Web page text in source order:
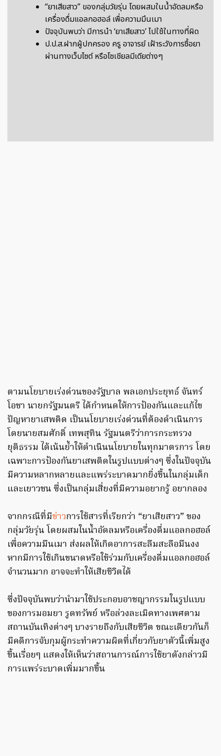
“ยาเสียสาว” ของกลุ่มวัยรุ่น โดยผสมในน้ำอัดลมหรือ
เครื่องดื่มแอลกอฮอล์ เพื่อความมึนเมา
ปัจจุบันพบว่า มีการนำ ‘ยาเสียสาว’ ไปใช้ในทางที่ผิด
ป.ป.ส.ฝากผู้ปกครอง ครู อาจารย์ เฝ้าระวังการซื้อยา
ผ่านทางเว็บไซต์ หรือโซเชียลมีเดียต่างๆ
ตามนโยบายเร่งด่วนของรัฐบาล พลเอกประยุทธ์ จันทร์
โอชา นายกรัฐมนตรี ได้กำหนดให้การป้องกันและแก้ไข
ปัญหายาเสพติด เป็นนโยบายเร่งด่วนที่ต้องดำเนินการ
โดยนายสมศักดิ์ เทพสุทิน รัฐมนตรีว่าการกระทรวง
ยุติธรรม ได้เน้นย้ำให้ดำเนินนโยบายในทุกมาตรการ โดย
เฉพาะการป้องกันยาเสพติดในรูปแบบต่างๆ ซึ่งในปัจจุบัน
มีความหลากหลายและแพร่ระบาดมากยิ่งขึ้นในกลุ่มเด็ก
และเยาวชน ซึ่งเป็นกลุ่มเสี่ยงที่มีความอยากรู้ อยากลอง
จากกรณีที่มีข่าวการใช้สารที่เรียกว่า “ยาเสียสาว” ของ
กลุ่มวัยรุ่น โดยผสมในน้ำอัดลมหรือเครื่องดื่มแอลกอฮอล์
เพื่อความมึนเมา ส่งผลให้เกิดอาการสะลึมสะลือมึนงง
หากมีการใช้เกินขนาดหรือใช้ร่วมกับเครื่องดื่มแอลกอฮอล์
จำนวนมาก อาจจะทำให้เสียชีวิตได้
ซึ่งปัจจุบันพบว่านำมาใช้ประกอบอาชญากรรมในรูปแบบ
ของการมอมยา รูดทรัพย์ หรือล่วงละเมิดทางเพศตาม
สถานบันเทิงต่างๆ บางรายถึงกับเสียชีวิต ขณะเดียวกันก็
มีคดีการจับกุมผู้กระทำความผิดที่เกี่ยวกับยาตัวนี้เพิ่มสูง
ขึ้นเรื่อยๆ แสดงให้เห็นว่าสถานการณ์การใช้ยาดังกล่าวมี
การแพร่ระบาดเพิ่มมากขึ้น